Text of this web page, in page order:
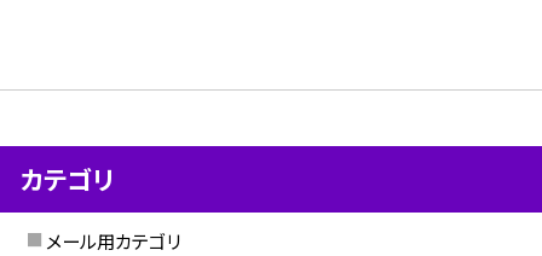
カテゴリ
メール用カテゴリ